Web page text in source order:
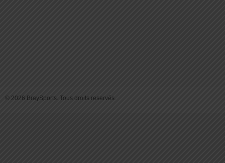
© 2026 BraySports. Tous droits reservés.